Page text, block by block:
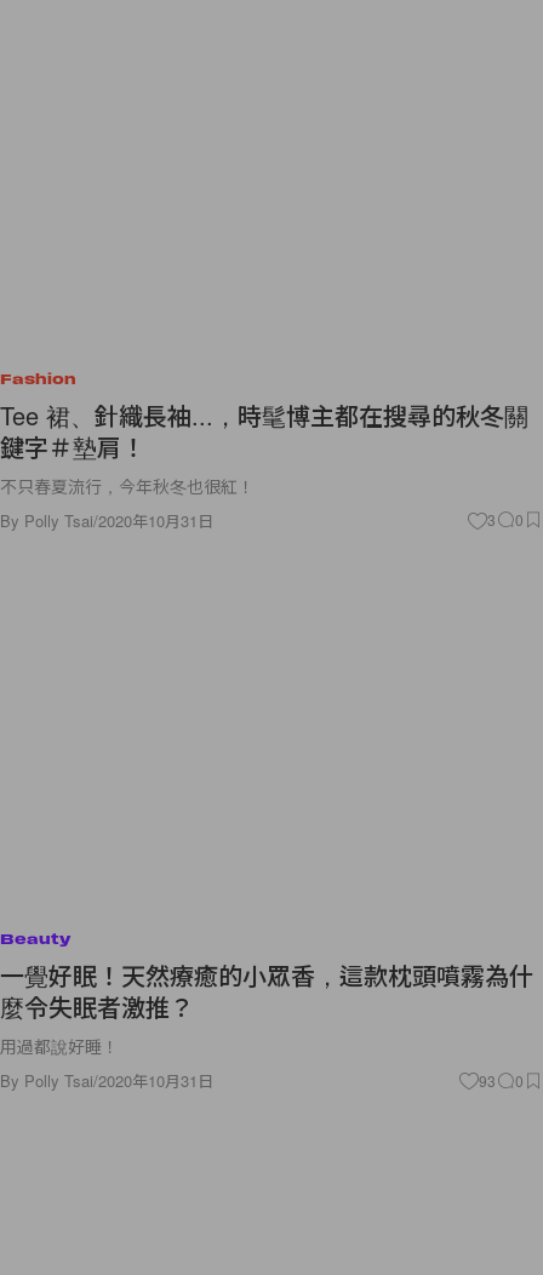
Fashion
Tee 裙、針織長袖...，時髦博主都在搜尋的秋冬關
鍵字＃墊肩！
不只春夏流行，今年秋冬也很紅！
By Polly Tsai/2020年10月31日 3 0
Beauty
一覺好眠！天然療癒的小眾香，這款枕頭噴霧為什
麼令失眠者激推？
用過都說好睡！
By Polly Tsai/2020年10月31日 93 0